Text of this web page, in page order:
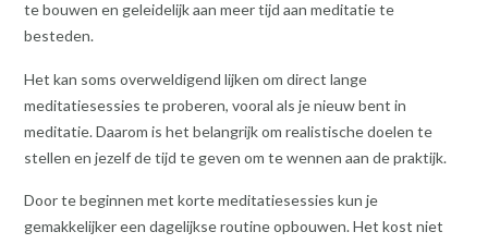
te bouwen en geleidelijk aan meer tijd aan meditatie te
besteden.
Het kan soms overweldigend lijken om direct lange
meditatiesessies te proberen, vooral als je nieuw bent in
meditatie. Daarom is het belangrijk om realistische doelen te
stellen en jezelf de tijd te geven om te wennen aan de praktijk.
Door te beginnen met korte meditatiesessies kun je
gemakkelijker een dagelijkse routine opbouwen. Het kost niet